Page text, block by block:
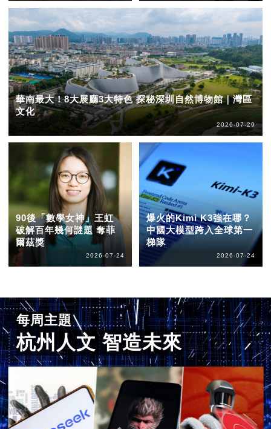
華南最大！8大展廳3大特色 探秘深圳自然博物館｜灣區
文化
2026-07-29
90後「數學女神」王虹
破解百年幾何謎題 奪菲
爾茲獎
2026-07-24
爆火的Kimi K3強在哪？
中國大模型跨入全球第一
梯隊
2026-07-24
每周主題
杭州人文 智造未來